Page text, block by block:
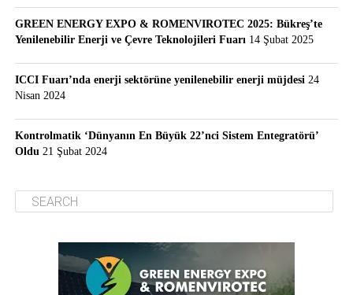
GREEN ENERGY EXPO & ROMENVIROTEC 2025: Bükreş’te
Yenilenebilir Enerji ve Çevre Teknolojileri Fuarı 14 Şubat 2025
ICCI Fuarı’nda enerji sektörüne yenilenebilir enerji müjdesi 24
Nisan 2024
Kontrolmatik ‘Dünyanın En Büyük 22’nci Sistem Entegratörü’
Oldu 21 Şubat 2024